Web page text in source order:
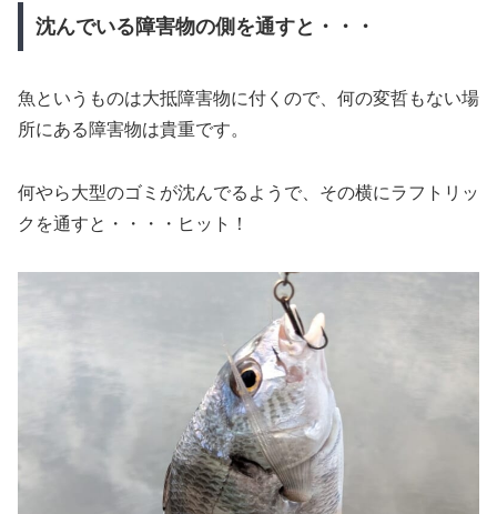
沈んでいる障害物の側を通すと・・・
魚というものは大抵障害物に付くので、何の変哲もない場
所にある障害物は貴重です。
何やら大型のゴミが沈んでるようで、その横にラフトリッ
クを通すと・・・・ヒット！